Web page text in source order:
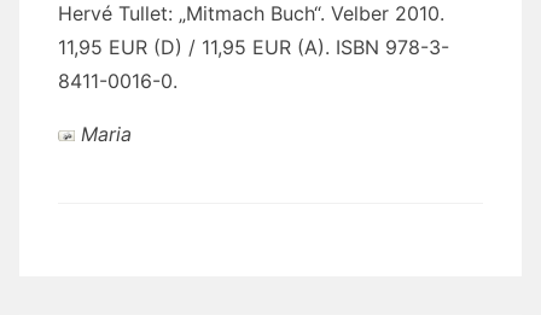
Hervé Tullet: „Mitmach Buch“. Velber 2010.
11,95 EUR (D) / 11,95 EUR (A). ISBN 978-3-
8411-0016-0.
Maria